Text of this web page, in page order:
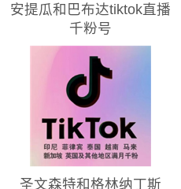
安提瓜和巴布达tiktok直播
千粉号
圣文森特和格林纳丁斯